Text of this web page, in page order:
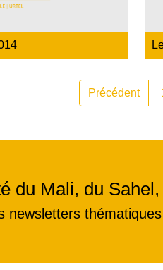
Précédent
du Mali, du
newsletters thématiques